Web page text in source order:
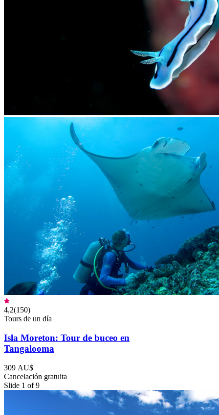
4,2(150)
Tours de un día
Isla Moreton: Tour de buceo en
Tangalooma
309 AU$
Cancelación gratuita
Slide 1 of 9